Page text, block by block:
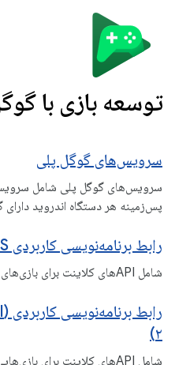
توسعه بازی با
سرویس‌های گوگل پلی
سرویس‌های گوگل پلی شامل
پس‌زمینه هر دستگاه اندروید
رابط برنامه‌نویسی کاربردی GMS اندروید
شامل APIهای کلاینت برای بازی‌های اندروید است.
۲)